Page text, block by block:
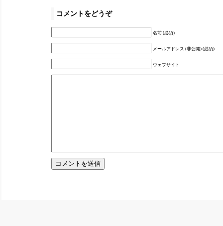
コメントをどうぞ
名前 (必須)
メールアドレス (非公開) (必須)
ウェブサイト